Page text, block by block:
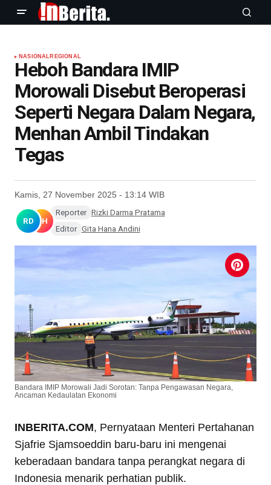
NASIONAL REGIONAL
Heboh Bandara IMIP
Morowali Disebut Beroperasi
Seperti Negara Dalam Negara,
Menhan Ambil Tindakan
Tegas
Kamis, 27 November 2025 - 13:14 WIB
RD GH
Reporter Rizki Darma Pratama
Editor Gita Hana Andini
Bandara IMIP Morowali Jadi Sorotan: Tanpa Pengawasan Negara,
Ancaman Kedaulatan Ekonomi
INBERITA.COM, Pernyataan Menteri Pertahanan
Sjafrie Sjamsoeddin baru-baru ini mengenai
keberadaan bandara tanpa perangkat negara di
Indonesia menarik perhatian publik.